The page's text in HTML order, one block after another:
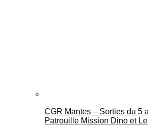
CGR Mantes – Sorties du 5
Patrouille Mission Dino et